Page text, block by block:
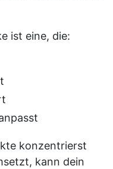
ist eine, die:
konzentrierst
kann dein